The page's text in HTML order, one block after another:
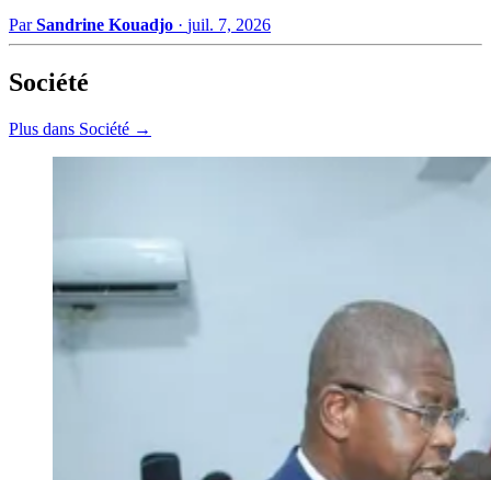
ParSandrine Kouadjo · juil. 7, 2026
Société
Plus dans Société →